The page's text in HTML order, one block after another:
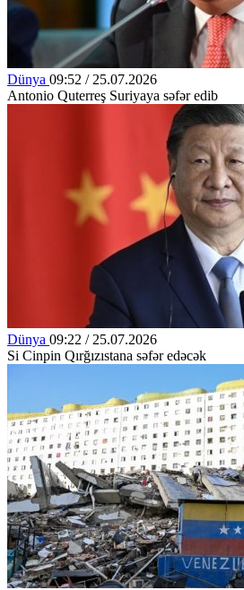
Dünya 09:52 / 25.07.2026
Antonio Quterreş Suriyaya səfər edib
Dünya 09:22 / 25.07.2026
Si Cinpin Qırğızıstana səfər edəcək